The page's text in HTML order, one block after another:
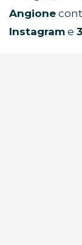
Angione
Instagram e